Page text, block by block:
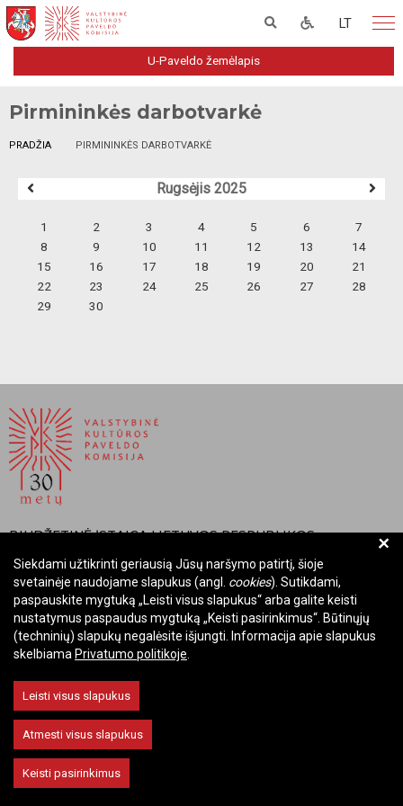
LT
U-Paveldo žemėlapis
Pirmininkės darbotvarkė
PRADŽIA PIRMININKĖS DARBOTVARKĖ
Rugsėjis 2025
1 2 3 4 5 6
7
8
9 10 11 12 13
14
15
16 17 18 19 20
21
22
23 24 25 26 27
28
29
30
BIUDŽETINĖ ĮSTAIGA LIETUVOS RESPUBLIKOS
VALSTYBINĖ KULTŪROS PAVELDO KOMISIJA
Įmonės kodas: Juridinių asmenų registre 288700520
Adresas: Rūdninkų g. 13, 01135 Vilnius
Telefonas: +370 699 13972
El. paštas: komisija@vkpk.lt
Keisti slapukų nustatymus
+
Siekdami užtikrinti geriausią Jūsų naršymo patirtį, šioje
svetainėje naudojame slapukus (angl. cookies). Sutikdami,
paspauskite mygtuką „Leisti visus slapukus“ arba galite keisti
nustatymus paspaudus mygtuką „Keisti pasirinkimus“. Būtinųjų
(techninių) slapukų negalėsite išjungti. Informacija apie slapukus
skelbiama Privatumo politikoje
Leisti visus slapukus
Atmesti visus slapukus
Keisti pasirinkimus